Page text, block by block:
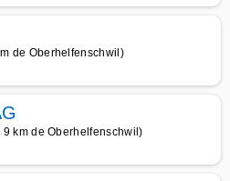
de Oberhelfenschwil)
km de Oberhelfenschwil)